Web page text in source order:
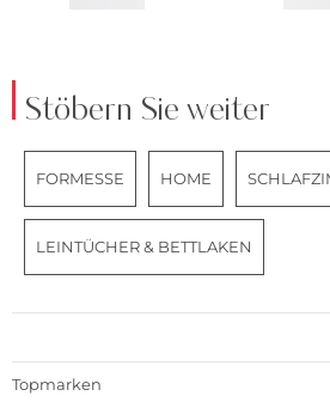
Stöbern Sie weiter
FORMESSE HOME
LEINTÜCHER & BETTLAKEN
Topmarken